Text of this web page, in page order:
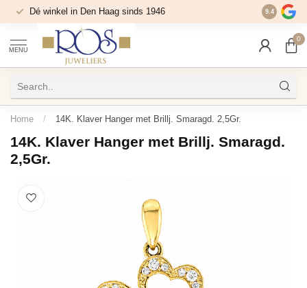
Dé winkel in Den Haag sinds 1946 9.4
MENU
0
Home / 14K. Klaver Hanger met Brillj. Smaragd. 2,5Gr.
14K. Klaver Hanger met Brillj. Smaragd.
2,5Gr.